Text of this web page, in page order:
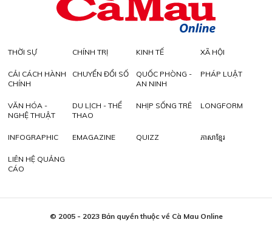
THỜI SỰ CHÍNH TRỊ KINH TẾ XÃ HỘI
CẢI CÁCH HÀNH
CHÍNH
CHUYỂN ĐỔI SỐ
QUỐC PHÒNG -
AN NINH
PHÁP LUẬT
VĂN HÓA -
NGHỆ THUẬT
DU LỊCH - THỂ
THAO
NHỊP SỐNG TRẺ LONGFORM
INFOGRAPHIC EMAGAZINE QUIZZ ភាសាខ្មែរ
LIÊN HỆ QUẢNG
CÁO
© 2005 - 2023 Bản quyền thuộc về Cà Mau Online